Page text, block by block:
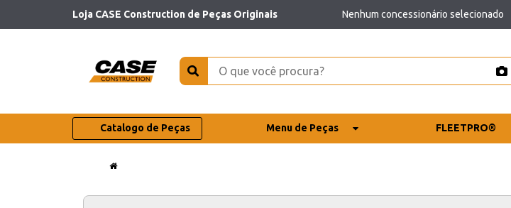
Loja CASE Construction de Peças Originais Nenhum concessionário selecionado
Catalogo de Peças Menu de Peças FLEETPRO®